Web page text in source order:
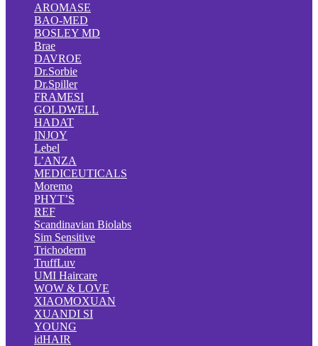
AROMASE
BAO-MED
BOSLEY MD
Brae
DAVROE
Dr.Sorbie
Dr.Spiller
FRAMESI
GOLDWELL
HADAT
INJOY
Lebel
L’ANZA
MEDICEUTICALS
Moremo
PHYT’S
REF
Scandinavian Biolabs
Sim Sensitive
Trichoderm
TruffLuv
UMI Haircare
WOW & LOVE
XIAOMOXUAN
XUANDI SI
YOUNG
idHAIR